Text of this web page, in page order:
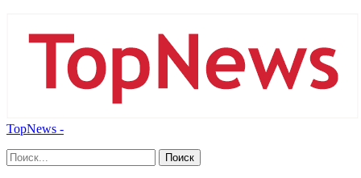
TopNews -